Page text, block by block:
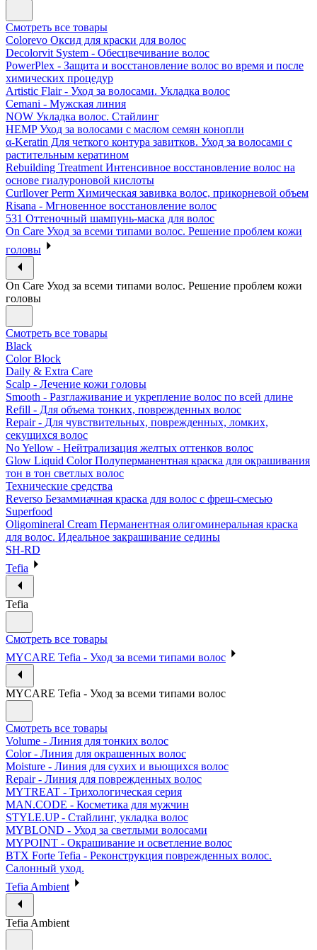
Смотреть все товары
Colorevo Оксид для краски для волос
Decolorvit System - Обесцвечивание волос
PowerPlex - Защита и восстановление волос во время и после
химических процедур
Artistic Flair - Уход за волосами. Укладка волос
Cemani - Мужская линия
NOW Укладка волос. Стайлинг
HEMP Уход за волосами с маслом семян конопли
α-Keratin Для четкого контура завитков. Уход за волосами с
растительным кератином
Rebuilding Treatment Интенсивное восстановление волос на
основе гиалуроновой кислоты
Curllover Perm Химическая завивка волос, прикорневой объем
Risana - Мгновенное восстановление волос
531 Оттеночный шампунь-маска для волос
On Care Уход за всеми типами волос. Решение проблем кожи
головы
On Care Уход за всеми типами волос. Решение проблем кожи
головы
Смотреть все товары
Black
Color Block
Daily & Extra Care
Scalp - Лечение кожи головы
Smooth - Разглаживание и укрепление волос по всей длине
Refill - Для объема тонких, поврежденных волос
Repair - Для чувствительных, поврежденных, ломких,
секущихся волос
No Yellow - Нейтрализация желтых оттенков волос
Glow Liquid Color Полуперманентная краска для окрашивания
тон в тон светлых волос
Технические средства
Reverso Безаммиачная краска для волос с фреш-смесью
Superfood
Oligomineral Cream Перманентная олигоминеральная краска
для волос. Идеальное закрашивание седины
SH-RD
Tefia
Tefia
Смотреть все товары
MYCARE Tefia - Уход за всеми типами волос
MYCARE Tefia - Уход за всеми типами волос
Смотреть все товары
Volume - Линия для тонких волос
Color - Линия для окрашенных волос
Moisture - Линия для сухих и вьющихся волос
Repair - Линия для поврежденных волос
MYTREAT - Трихологическая серия
MAN.CODE - Косметика для мужчин
STYLE.UP - Стайлинг, укладка волос
MYBLOND - Уход за светлыми волосами
MYPOINT - Окрашивание и осветление волос
BTX Forte Tefia - Реконструкция поврежденных волос.
Салонный уход.
Tefia Ambient
Tefia Ambient